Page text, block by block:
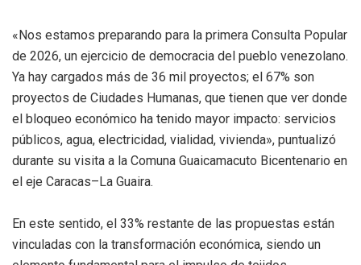
«Nos estamos preparando para la primera Consulta Popular
de 2026, un ejercicio de democracia del pueblo venezolano.
Ya hay cargados más de 36 mil proyectos; el 67% son
proyectos de Ciudades Humanas, que tienen que ver donde
el bloqueo económico ha tenido mayor impacto: servicios
públicos, agua, electricidad, vialidad, vivienda», puntualizó
durante su visita a la Comuna Guaicamacuto Bicentenario en
el eje Caracas–La Guaira.
En este sentido, el 33% restante de las propuestas están
vinculadas con la transformación económica, siendo un